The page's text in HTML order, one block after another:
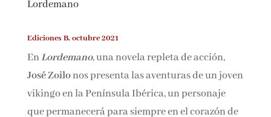
Lordemano
Ediciones B, octubre 2021
EnLordemano, una novela repleta de acción,
José Zoilonos presenta las aventuras de un
joven vikingo en la Península Ibérica, un
personaje que permanecerá para siempre en el
Únete a nuestra comunidad de amantes de la
Nombre*
Email*